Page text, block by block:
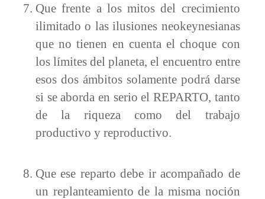
Que frente a los mitos del crecimiento
ilimitado o las ilusiones neokeynesianas
que no tienen en cuenta el choque con
los límites del planeta, el encuentro entre
esos dos ámbitos solamente podrá darse
si se aborda en serio el REPARTO, tanto
de la riqueza como del trabajo
productivo y reproductivo.
Que ese reparto debe ir acompañado de
un replanteamiento de la misma noción